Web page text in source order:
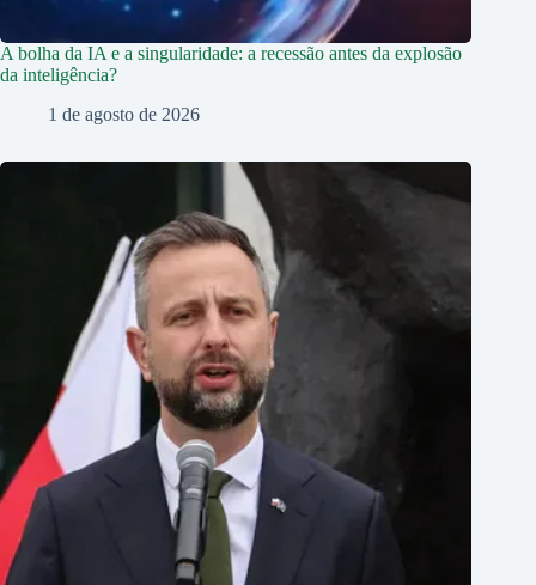
A bolha da IA e a singularidade: a recessão antes da explosão
da inteligência?
1 de agosto de 2026